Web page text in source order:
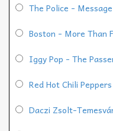
The Police -
Boston - More Than
Iggy Pop - The
Red Hot Chili
Daczi Zsolt-